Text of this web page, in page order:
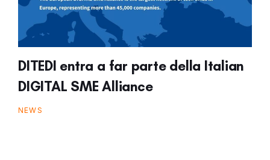
DITEDI entra a far parte della Italian
DIGITAL SME Alliance
NEWS